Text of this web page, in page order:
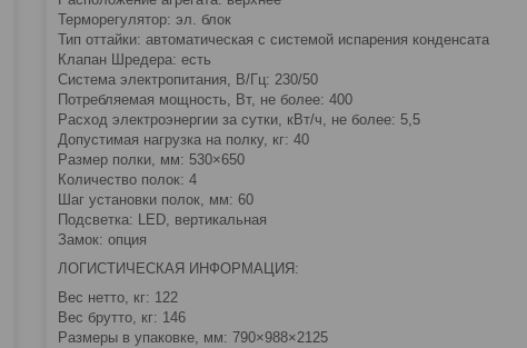
Терморегулятор: эл. блок
Тип оттайки: автоматическая с системой испарения конденсата
Клапан Шредера: есть
Система электропитания, В/Гц: 230/50
Потребляемая мощность, Вт, не более: 400
Расход электроэнергии за сутки, кВт/ч, не более: 5,5
Допустимая нагрузка на полку, кг: 40
Размер полки, мм: 530×650
Количество полок: 4
Шаг установки полок, мм: 60
Подсветка: LED, вертикальная
Замок: опция
ЛОГИСТИЧЕСКАЯ ИНФОРМАЦИЯ:
Вес нетто, кг: 122
Вес брутто, кг: 146
Размеры в упаковке, мм: 790×988×2125